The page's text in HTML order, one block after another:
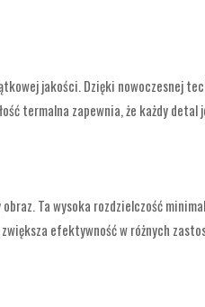
jakości. Dzięki
termalna zapewnia, że każdy
Ta wysoka rozdzielczość
efektywność w różnych